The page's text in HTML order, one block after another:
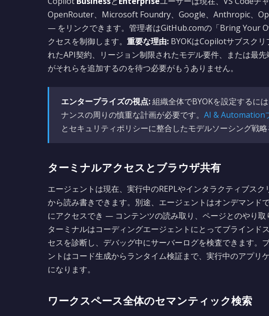
OpenRouter、Microsoft Foundry、Google、Anthropic、
— をリンクできます。管理者はGitHub.comの「Bring Your
クセスを制御します。 重要な理由: BYOKはCopilotサブスク
れたAPI契約、リージョン制限されたモデル要件、または最
がそれらを追加するのを待つ必要がもうありません。
エンタープライズの視点:組織全体でBYOKを設定するに
ナンスの周りの慎重な計画が必要です。 AI & Automation
とセキュリティポリシーに整合したモデルソーシング戦略
ターミナルアクセスとブラウザ共有
エージェントは現在、実行中のREPLやインタラクティブス
から読み書きできます。別途、エージェントはオンデマンド
にアクセスでき — コンテンツの読み取り、ページとのやり取
ターミナルはコーディングエージェントにとってブラインド
セスを診断し、デバッグ中にサーバーログを検査できます。
ントはコード生成からランタイム検証まで、実行中のアプリ
になります。
ワークスペース全体のセマンティック検索